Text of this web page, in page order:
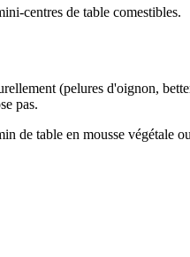
centres de table comestibles.
(pelures d'oignon,
pas.
de table en mousse végétale